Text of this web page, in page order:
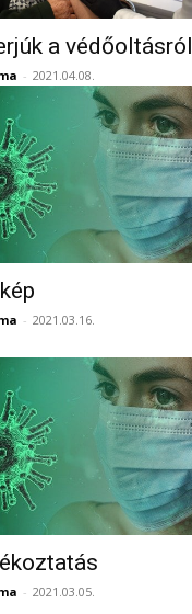
a védőoltásról
- 2021.04.08.
- 2021.03.16.
- 2021.03.05.